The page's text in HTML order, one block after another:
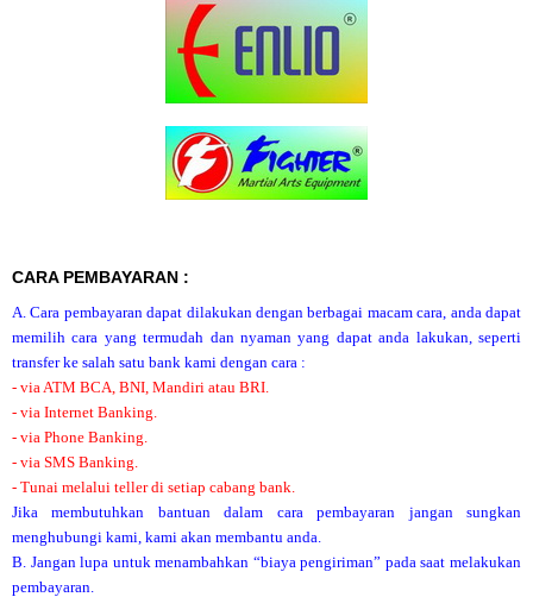
CARA PEMBAYARAN :
A. Cara pembayaran dapat dilakukan dengan berbagai macam cara, anda dapat
memilih cara yang termudah dan nyaman yang dapat anda lakukan, seperti
transfer ke salah satu bank kami dengan cara :
- via ATM BCA, BNI, Mandiri atau BRI.
- via Internet Banking.
- via Phone Banking.
- via SMS Banking.
- Tunai melalui teller di setiap cabang bank.
Jika membutuhkan bantuan dalam cara pembayaran jangan sungkan
menghubungi kami, kami akan membantu anda.
B. Jangan lupa untuk menambahkan “biaya pengiriman” pada saat melakukan
pembayaran.